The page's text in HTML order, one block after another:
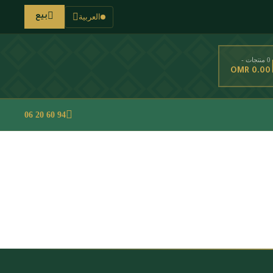
العربية بيع
0 منتجات -
OMR 0.00
94 60 20 06